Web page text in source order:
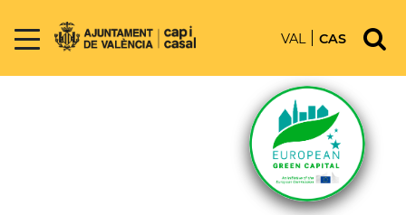
VAL CAS